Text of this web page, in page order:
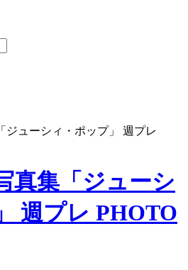
ジューシィ・ポップ」 週プレ
真集「ジューシ
週プレ PHOTO